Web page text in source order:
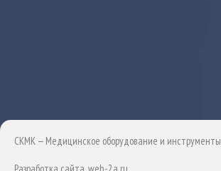
СКМК — Медицинское оборудование и инструменты